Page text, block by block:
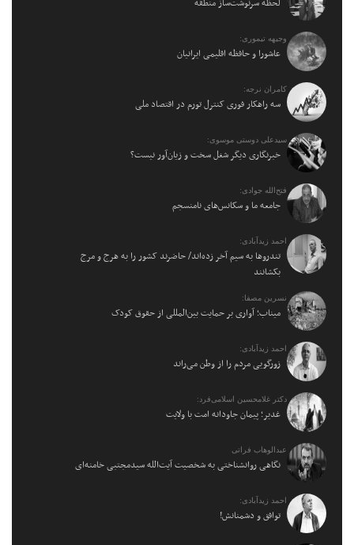
لحظه سرنوشت‌ساز منطقه
وجیهه تیموری:
عاشورا و حافظه اقلیمی ایرانیان
کامران نرجه:
سه راهکار فوری کنترل تورم در اقتصاد ملی
سیدعلی دوستی موسوی:
خبرنگاری دیگر شغل سخت و زیان‌آور نیست؟
فتح‌الله جوادی:
جامعه ما و سکانس‌های نامنسجم
احمد زیدآبادی:
تندروها به سیم آخر زده‌اند/ حاضرند کشور را به هرج و مرج
بکشانند
نسرین مصفا:
میناب؛ آواری بر حمایت بین‌المللی از حقوق کودک
احمد زیدآبادی:
زورگویی مردم را از وطن می‌راند
دکتر غلامحسین اسلامی‌فرد:
غدیر؛ پیمان جاودانه امت با ولایت
عبدالوهاب فراتی
نگاهی روانشناختی به شخصیت آیت‌الله سیدمجتبی خامنه‌ای
احمد زیدآبادی:
توافق و دشمنانش!